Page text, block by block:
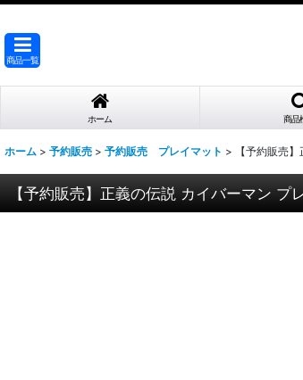
商品一覧
ホーム 商品
ホーム > 予約販売 > 予約販売 プレイマット > 【予約販売
【予約販売】正義の伝説 カイバーマン プ